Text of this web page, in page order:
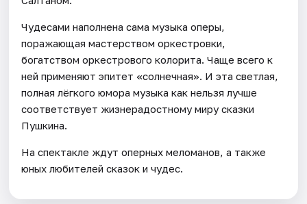
Чудесами наполнена сама музыка оперы,
поражающая мастерством оркестровки,
богатством оркестрового колорита. Чаще всего к
ней применяют эпитет «солнечная». И эта светлая,
полная лёгкого юмора музыка как нельзя лучше
соответствует жизнерадостному миру сказки
Пушкина.
На спектакле ждут оперных меломанов, а также
юных любителей сказок и чудес.